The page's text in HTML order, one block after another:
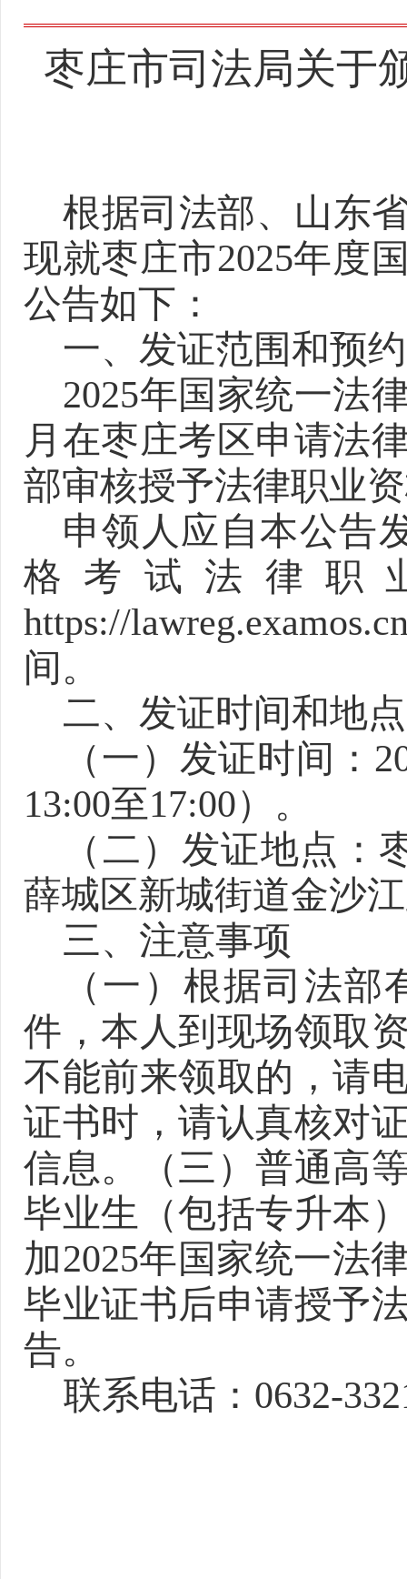
枣庄市司法局关于
根据司法部、 山东
现就枣庄市2025年度
公告如下：
一、发证范围和预
2025年国家统一法
月在枣庄考区申请法
部审核授予法律职业
申领人应自本公告
格考试法律职
https://
间。
二、发证时间和地点
（一）发证时间：
13:00至17:00） 。
（二）发证地点：
薛城区新城街道金沙
三、注意事项
（一）根据司法
件，本人到现场领取
不能前来领取的，请
证书时，请认真核对
信息。（三）普通高
毕业生（包括专升本
加2025年国家统一法
毕业证书后申请授予
告。
联系电话： 0632-